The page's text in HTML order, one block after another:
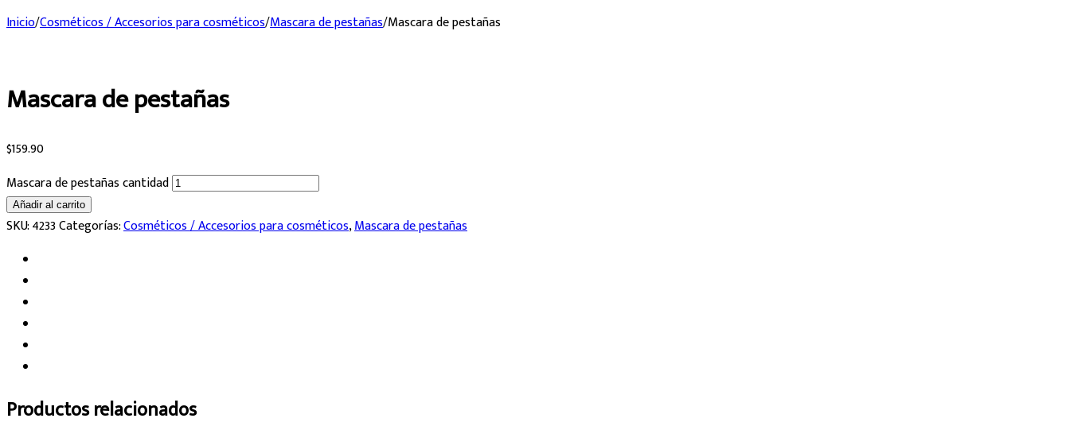
Inicio/Cosméticos / Accesorios para cosméticos/Mascara de pestañas/Mascara de pestañas
Mascara de pestañas
$159.90
Mascara de pestañas cantidad
Añadir al carrito
SKU:4233Categorías:Cosméticos / Accesorios para cosméticos,Mascara de pestañas
Productos relacionados